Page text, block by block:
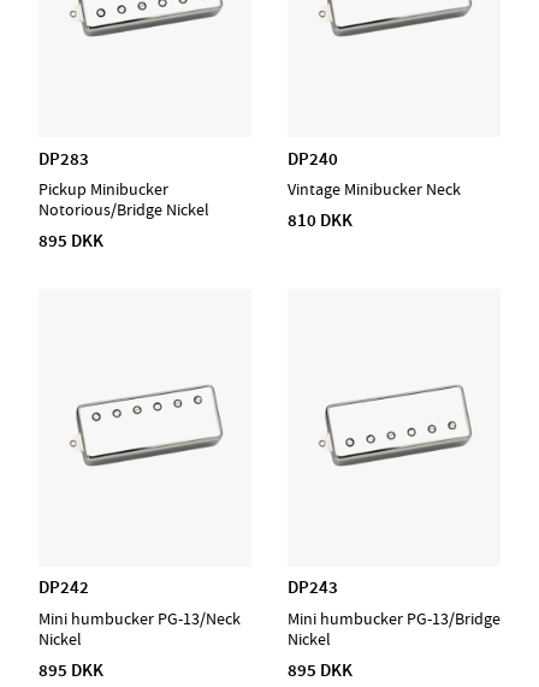
DP283
Pickup Minibucker
Notorious/Bridge Nickel
895 DKK
DP240
Vintage Minibucker Neck
810 DKK
DP242
Mini humbucker PG-13/Neck
Nickel
895 DKK
DP243
Mini humbucker PG-13/Bridge
Nickel
895 DKK